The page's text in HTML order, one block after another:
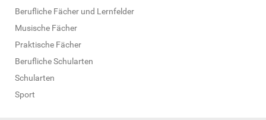
Berufliche Fächer und Lernfelder
Musische Fächer
Praktische Fächer
Berufliche Schularten
Schularten
Sport